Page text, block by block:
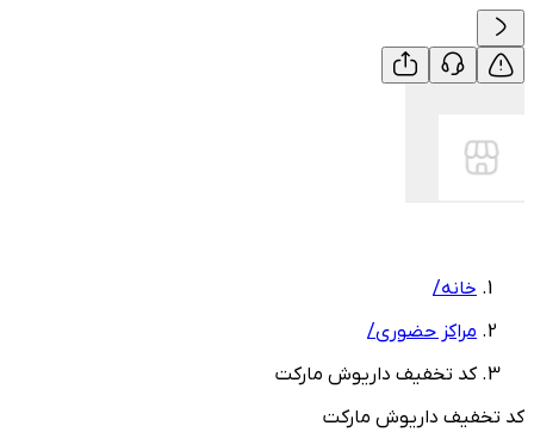
خانه/
مراکز حضوری/
کد تخفیف داریوش مارکت
کد تخفیف داریوش مارکت